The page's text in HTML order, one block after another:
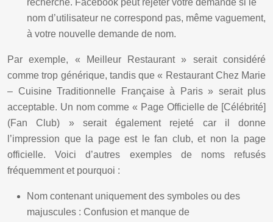
recherche. Facebook peut rejeter votre demande si le
nom d’utilisateur ne correspond pas, même vaguement,
à votre nouvelle demande de nom.
Par exemple, « Meilleur Restaurant » serait considéré
comme trop générique, tandis que « Restaurant Chez Marie
– Cuisine Traditionnelle Française à Paris » serait plus
acceptable. Un nom comme « Page Officielle de [Célébrité]
(Fan Club) » serait également rejeté car il donne
l’impression que la page est le fan club, et non la page
officielle. Voici d’autres exemples de noms refusés
fréquemment et pourquoi :
Nom contenant uniquement des symboles ou des
majuscules : Confusion et manque de